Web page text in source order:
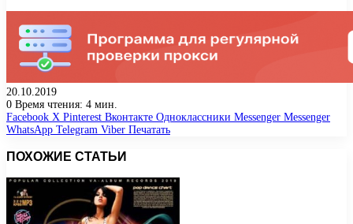
20.10.2019
0 Время чтения: 4 мин.
Facebook X Pinterest Вконтакте Одноклассники Messenger Messenger
WhatsApp Telegram Viber Печатать
ПОХОЖИЕ СТАТЬИ